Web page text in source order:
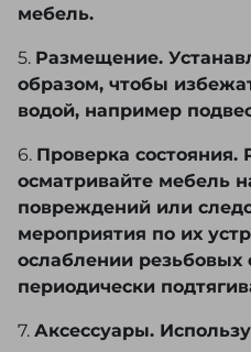
мебель.
5. Размещение.
образом, чтобы
водой, например
6. Проверка состояния.
осматривайте мебель
повреждений или
мероприятия по их
ослаблении резьбовых
периодически
7. Аксессуары.